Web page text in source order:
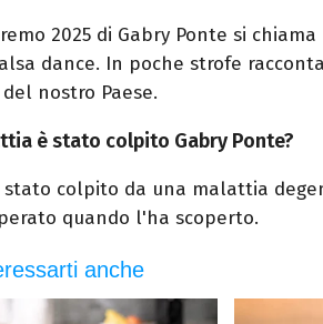
2025 di Gabry Ponte si chiama
dance. In poche strofe
nostro Paese.
è stato colpito Gabry Ponte?
stato colpito da una malattia
quando l'ha scoperto.